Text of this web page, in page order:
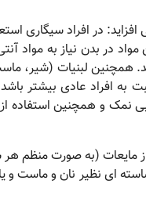
افزاید: در افراد
در بدن نیاز به مواد
همچنین لبنیات
به افراد عادی بیشتر
نمک و همچنین
از مایعات (به صورت
ای نظیر نان و ماست